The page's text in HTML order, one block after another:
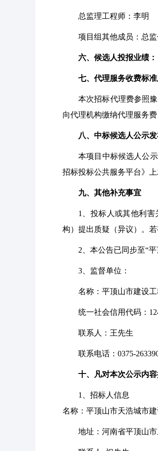
总监理工程师：李明
项目组其他成员：总
六、候选人投报业绩：
七、代理服务收费标准
本次招标代理费参照
向代理机构缴纳代理服务费
八、中标候选人公示
本项目中标候选人公
招标投标公共服务平台》
九、其他补充事宜
1、投标人或其他利
构）提出质疑（异议）。
2、本公告已同步至“
3、监督单位：
名称：平顶山市建设
统一社会信用代码：
联系人：王先生
联系电话： 0375-
十、凡对本次公示内
1、招标人信息
名称：平顶山市天浩城市
地址：河南省平顶山